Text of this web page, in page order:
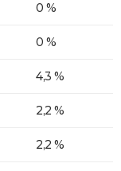
0 %
0 %
4,3 %
2,2 %
2,2 %